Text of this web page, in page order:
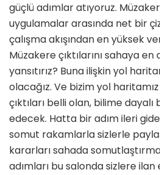
güçlü adımlar atıyoruz.
uygulamalar arasında net bir
çalışma akışından en yüksek
Müzakere çıktılarını sahaya
yansıtırız? Buna ilişkin yol
olacağız. Ve bizim yol
çıktıları belli olan, bilime
edecek. Hatta bir adım ileri
somut rakamlarla sizlerle
kararları sahada
adımları bu salonda sizlere ilan